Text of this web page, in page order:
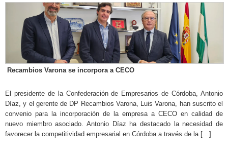
Recambios Varona se incorpora a CECO
El presidente de la Confederación de Empresarios de Córdoba, Antonio
Díaz, y el gerente de DP Recambios Varona, Luis Varona, han suscrito el
convenio para la incorporación de la empresa a CECO en calidad de
nuevo miembro asociado. Antonio Díaz ha destacado la necesidad de
favorecer la competitividad empresarial en Córdoba a través de la […]